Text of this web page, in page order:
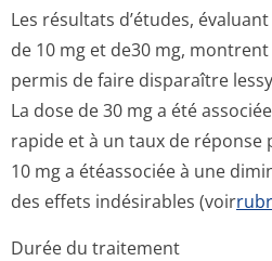
Les résultats d’études,
de 10 mg et de30 mg,
permis de faire disparaître
La dose de 30 mg a été
rapide et à un taux de réponse
10 mg a étéassociée à une
des effets indésirables (voir
Durée du traitement